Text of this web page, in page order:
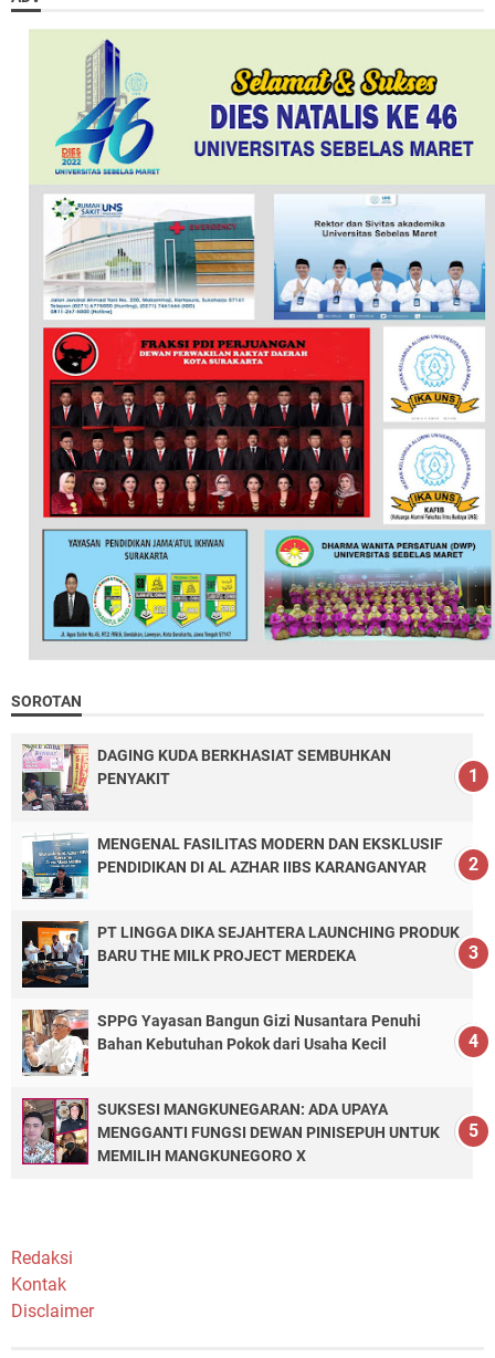
SOROTAN
DAGING KUDA BERKHASIAT SEMBUHKAN
PENYAKIT
MENGENAL FASILITAS MODERN DAN EKSKLUSIF
PENDIDIKAN DI AL AZHAR IIBS KARANGANYAR
PT LINGGA DIKA SEJAHTERA LAUNCHING PRODUK
BARU THE MILK PROJECT MERDEKA
SPPG Yayasan Bangun Gizi Nusantara Penuhi
Bahan Kebutuhan Pokok dari Usaha Kecil
SUKSESI MANGKUNEGARAN: ADA UPAYA
MENGGANTI FUNGSI DEWAN PINISEPUH UNTUK
MEMILIH MANGKUNEGORO X
Redaksi
Kontak
Disclaimer